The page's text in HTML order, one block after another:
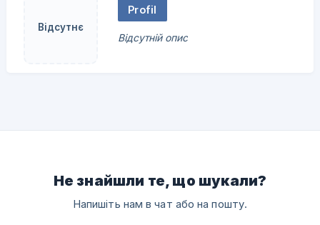
Відсутнє
Profil
Відсутній опис
Не знайшли те, що шукали?
Напишіть нам в чат або на пошту.